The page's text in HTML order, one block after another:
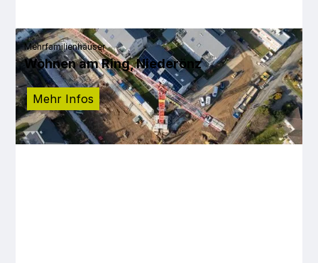
Mehrfamilienhäuser
Wohnen am Ring, Niederönz
Mehr Infos